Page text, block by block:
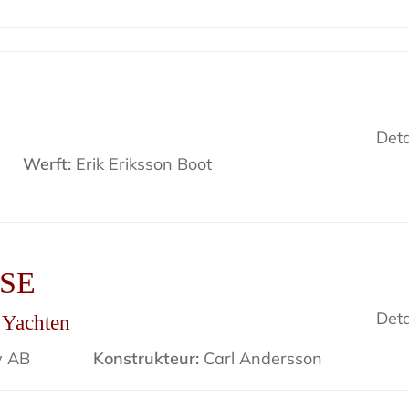
Werft:Erik Eriksson Boot
AB Konstrukteur:Carl Andersson